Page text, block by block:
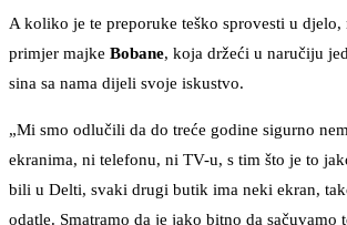
A koliko je te preporuke teško sprovesti u djelo,
primjer majke Bobane, koja držeći u naručiju
sina sa nama dijeli svoje iskustvo.
„Mi smo odlučili da do treće godine sigurno
ekranima, ni telefonu, ni TV-u, s tim što je to
bili u Delti, svaki drugi butik ima neki ekran,
odatle. Smatramo da je jako bitno da sačuvamo